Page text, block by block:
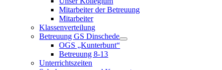
Mitarbeiter der Betreuung
Mitarbeiter
Klassenverteilung
Betreuung GS Dinschede
OGS „Kunterbunt“
Betreuung 8-13
Unterrichtszeiten